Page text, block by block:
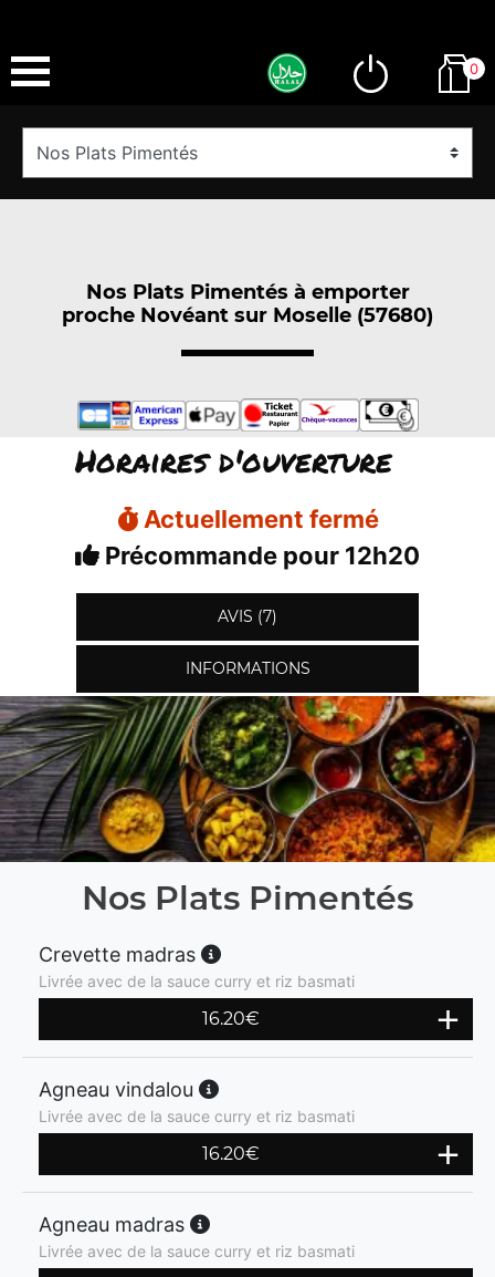
0
Nos Plats Pimentés à emporter
proche Novéant sur Moselle (57680)
Horaires d'ouverture
Actuellement fermé
Précommande pour 12h20
AVIS (7)
INFORMATIONS
Nos Plats Pimentés
Crevette madras
Livrée avec de la sauce curry et riz basmati
16.20€
Agneau vindalou
Livrée avec de la sauce curry et riz basmati
16.20€
Agneau madras
Livrée avec de la sauce curry et riz basmati